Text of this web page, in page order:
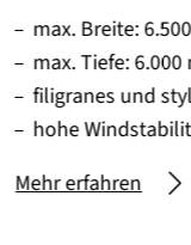
max. Breite:
max. Tiefe: 6.000
filigranes und
hohe
Mehr erfahren